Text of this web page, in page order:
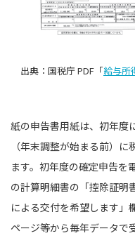
出典：国税庁 PDF「給与所
紙の申告書用紙は、初年度
（年末調整が始まる前）
ます。初年度の確定申告を
の計算明細書の「控除証明
による交付を希望します」
ページ等から毎年データで